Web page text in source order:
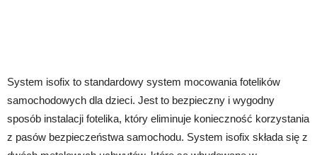
System isofix to standardowy system mocowania fotelików
samochodowych dla dzieci. Jest to bezpieczny i wygodny
sposób instalacji fotelika, który eliminuje konieczność korzystania
z pasów bezpieczeństwa samochodu. System isofix składa się z